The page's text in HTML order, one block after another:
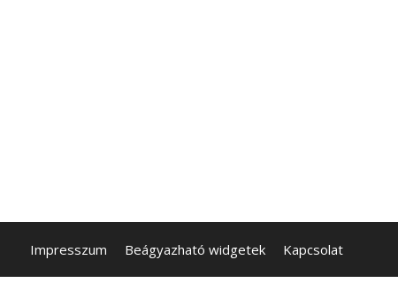
Impresszum Beágyazható widgetek Kapcsolat